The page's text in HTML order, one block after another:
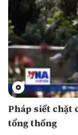
Pháp siết chặt
tổng thống